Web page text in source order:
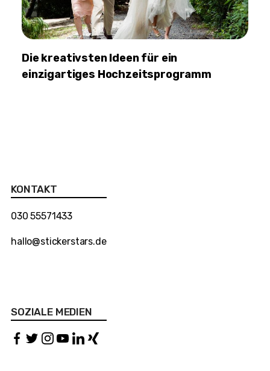
Die kreativsten Ideen für ein
einzigartiges Hochzeitsprogramm
KONTAKT
030 55571433
hallo@stickerstars.de
SOZIALE MEDIEN